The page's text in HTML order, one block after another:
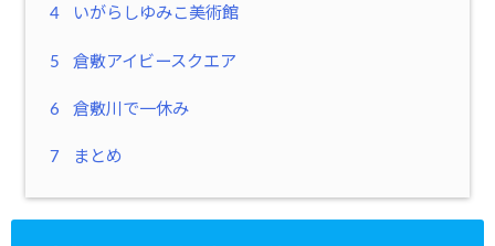
4 いがらしゆみこ美術館
5 倉敷アイビースクエア
6 倉敷川で一休み
7 まとめ